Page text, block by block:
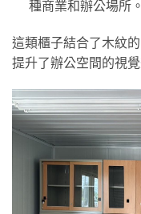
種商業和辦公場所。
這類櫃子結合了木紋
提升了辦公空間的視